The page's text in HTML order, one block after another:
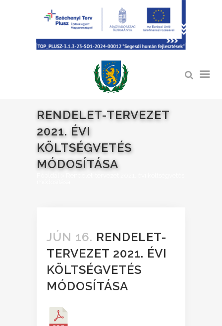
RENDELET-TERVEZET
2021. ÉVI
KÖLTSÉGVETÉS
MÓDOSÍTÁSA
JÚN 16. RENDELET-
TERVEZET 2021. ÉVI
KÖLTSÉGVETÉS
MÓDOSÍTÁSA